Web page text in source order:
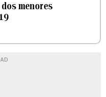
menores